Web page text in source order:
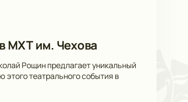
МХТ им. Чехова
Рощин предлагает уникальный
этого театрального события в